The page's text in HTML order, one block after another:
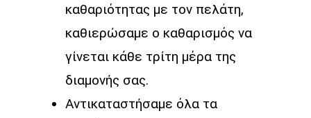
καθαριότητας με τον πελάτη,
καθιερώσαμε ο καθαρισμός να
γίνεται κάθε τρίτη μέρα της
διαμονής σας.
Αντικαταστήσαμε όλα τα